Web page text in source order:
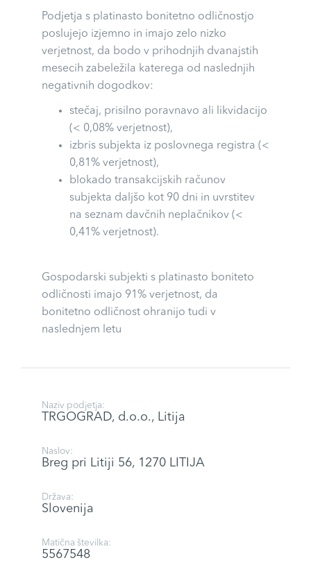
Podjetja s platinasto bonitetno odličnostjo
poslujejo izjemno in imajo zelo nizko
verjetnost, da bodo v prihodnjih dvanajstih
mesecih zabeležila katerega od naslednjih
negativnih dogodkov:
stečaj, prisilno poravnavo ali likvidacijo
(< 0,08% verjetnost),
izbris subjekta iz poslovnega registra (<
0,81% verjetnost),
blokado transakcijskih računov
subjekta daljšo kot 90 dni in uvrstitev
na seznam davčnih neplačnikov (<
0,41% verjetnost).
Gospodarski subjekti s platinasto boniteto
odličnosti imajo 91% verjetnost, da
bonitetno odličnost ohranijo tudi v
naslednjem letu
Naziv podjetja:
TRGOGRAD, d.o.o., Litija
Naslov:
Breg pri Litiji 56, 1270 LITIJA
Država:
Slovenija
Matična številka:
5567548